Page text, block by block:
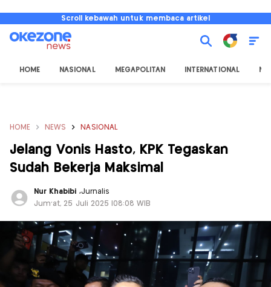
Scroll kebawah untuk membaca artikel
HOME NASIONAL MEGAPOLITAN INTERNATIONAL
HOME NEWS NASIONAL
Jelang Vonis Hasto, KPK Tegaskan
Sudah Bekerja Maksimal
Nur Khabibi ,Jurnalis
Jum'at, 25 Juli 2025 |08:08 WIB